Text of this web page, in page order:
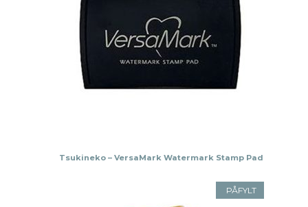
Tsukineko – VersaMark Watermark Stamp Pad
PÅFYLT